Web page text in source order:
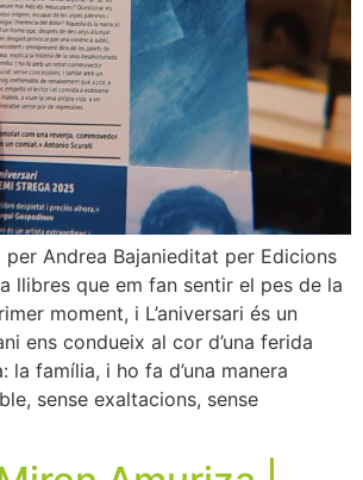
per Andrea Bajanieditat per Edicions
llibres que em fan sentir el pes de la
moment, i L’aniversari és un
ens condueix al cor d’una ferida
la família, i ho fa d’una manera
sense exaltacions, sense